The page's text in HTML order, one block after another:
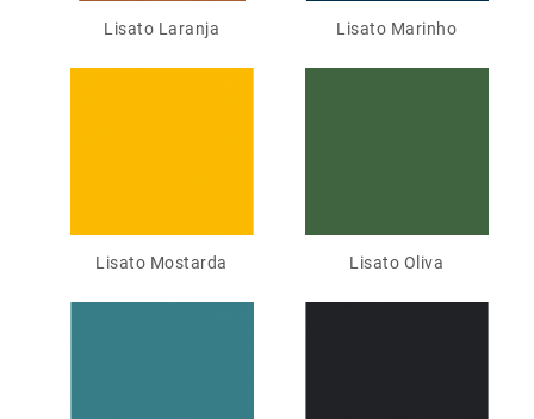
Lisato Laranja Lisato Marinho
Lisato Mostarda Lisato Oliva